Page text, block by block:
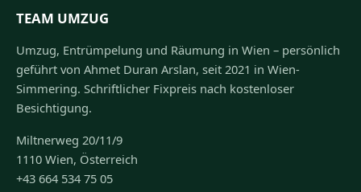
TEAM UMZUG
Umzug, Entrümpelung und Räumung in Wien – persönlich
geführt von Ahmet Duran Arslan, seit 2021 in Wien-
Simmering. Schriftlicher Fixpreis nach kostenloser
Besichtigung.
Miltnerweg 20/11/9
1110 Wien, Österreich
+43 664 534 75 05